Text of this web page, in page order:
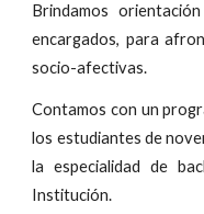
Brindamos
encargados, para
socio-afectivas.
Contamos con un
los estudiantes de
la especialidad de
Institución.